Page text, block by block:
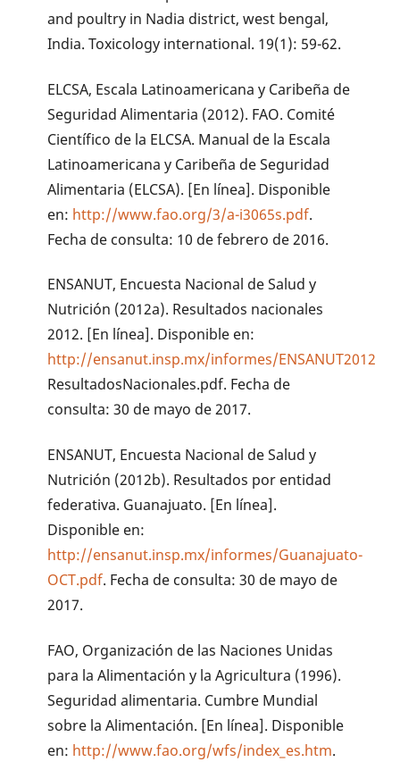
and poultry in Nadia district, west bengal,
India. Toxicology international. 19(1): 59-62.
ELCSA, Escala Latinoamericana y Caribeña de
Seguridad Alimentaria (2012). FAO. Comité
Científico de la ELCSA. Manual de la Escala
Latinoamericana y Caribeña de Seguridad
Alimentaria (ELCSA). [En línea]. Disponible
en: http://www.fao.org/3/a-i3065s.pdf.
Fecha de consulta: 10 de febrero de 2016.
ENSANUT, Encuesta Nacional de Salud y
Nutrición (2012a). Resultados nacionales
2012. [En línea]. Disponible en:
http://ensanut.insp.mx/informes/ENSANUT2012
ResultadosNacionales.pdf. Fecha de
consulta: 30 de mayo de 2017.
ENSANUT, Encuesta Nacional de Salud y
Nutrición (2012b). Resultados por entidad
federativa. Guanajuato. [En línea].
Disponible en:
http://ensanut.insp.mx/informes/Guanajuato-
OCT.pdf. Fecha de consulta: 30 de mayo de
2017.
FAO, Organización de las Naciones Unidas
para la Alimentación y la Agricultura (1996).
Seguridad alimentaria. Cumbre Mundial
sobre la Alimentación. [En línea]. Disponible
en: http://www.fao.org/wfs/index_es.htm.